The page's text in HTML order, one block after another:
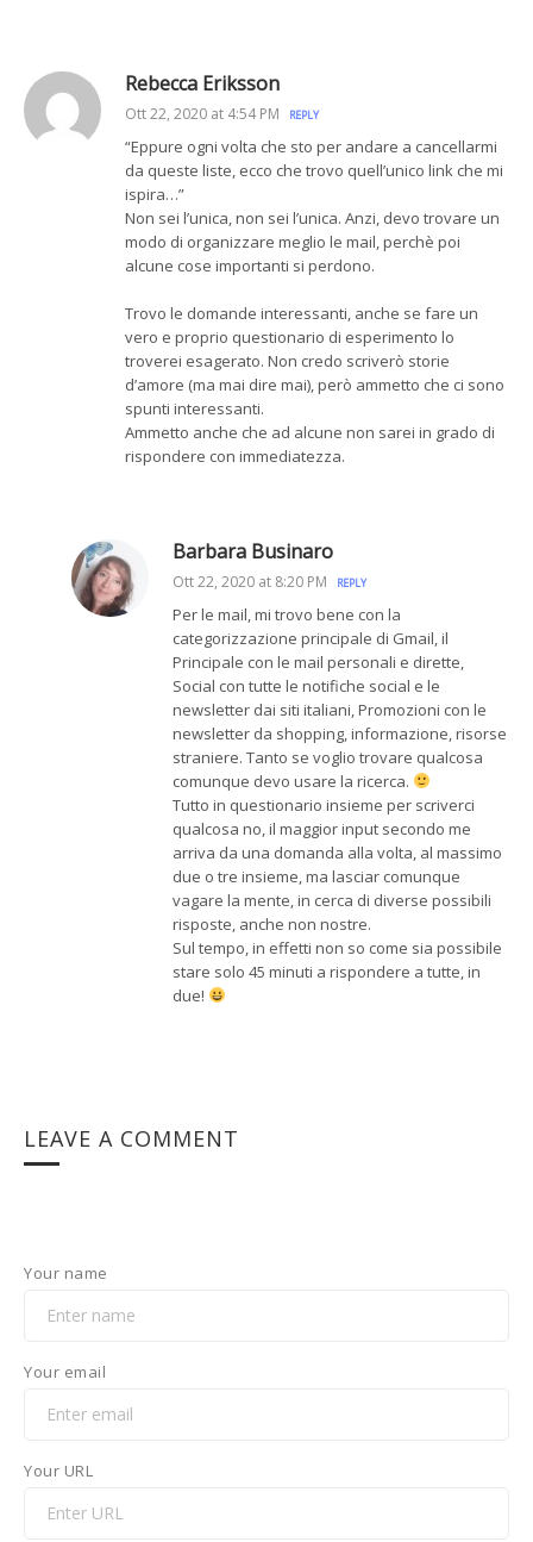
Rebecca Eriksson
Ott 22, 2020 at 4:54 PM REPLY
“Eppure ogni volta che sto per andare a cancellarmi
da queste liste, ecco che trovo quell’unico link che mi
ispira…”
Non sei l’unica, non sei l’unica. Anzi, devo trovare un
modo di organizzare meglio le mail, perchè poi
alcune cose importanti si perdono.
Trovo le domande interessanti, anche se fare un
vero e proprio questionario di esperimento lo
troverei esagerato. Non credo scriverò storie
d’amore (ma mai dire mai), però ammetto che ci sono
spunti interessanti.
Ammetto anche che ad alcune non sarei in grado di
rispondere con immediatezza.
Barbara Businaro
Ott 22, 2020 at 8:20 PM REPLY
Per le mail, mi trovo bene con la
categorizzazione principale di Gmail, il
Principale con le mail personali e dirette,
Social con tutte le notifiche social e le
newsletter dai siti italiani, Promozioni con le
newsletter da shopping, informazione, risorse
straniere. Tanto se voglio trovare qualcosa
comunque devo usare la ricerca.
Tutto in questionario insieme per scriverci
qualcosa no, il maggior input secondo me
arriva da una domanda alla volta, al massimo
due o tre insieme, ma lasciar comunque
vagare la mente, in cerca di diverse possibili
risposte, anche non nostre.
Sul tempo, in effetti non so come sia possibile
stare solo 45 minuti a rispondere a tutte, in
due!
LEAVE A COMMENT
Your name
Your email
Your URL